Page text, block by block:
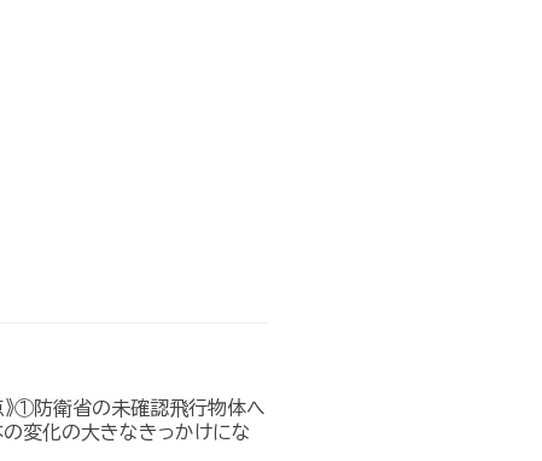
》①防衛省の未確認飛行物体へ
変化の大きなきっかけにな